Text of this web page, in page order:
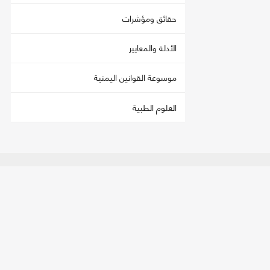
حقائق ومؤشرات
الأدلة والمعايير
موسوعة القوانين اليمنية
العلوم الطبية